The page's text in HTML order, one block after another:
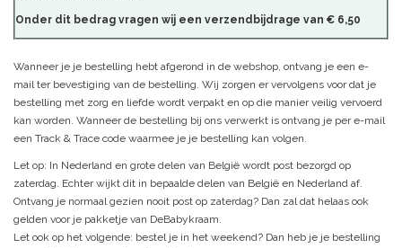
Onder dit bedrag vragen wij een verzendbijdrage van € 6,50
Wanneer je je bestelling hebt afgerond in de webshop, ontvang je een e-
mail ter bevestiging van de bestelling. Wij zorgen er vervolgens voor dat je
bestelling met zorg en liefde wordt verpakt en op die manier veilig vervoerd
kan worden. Wanneer de bestelling bij ons verwerkt is ontvang je per e-mail
een Track & Trace code waarmee je je bestelling kan volgen.
Let op: In Nederland en grote delen van België wordt post bezorgd op
zaterdag. Echter wijkt dit in bepaalde delen van België en Nederland af.
Ontvang je normaal gezien nooit post op zaterdag? Dan zal dat helaas ook
gelden voor je pakketje van DeBabykraam.
Let ook op het volgende: bestel je in het weekend? Dan heb je je bestelling